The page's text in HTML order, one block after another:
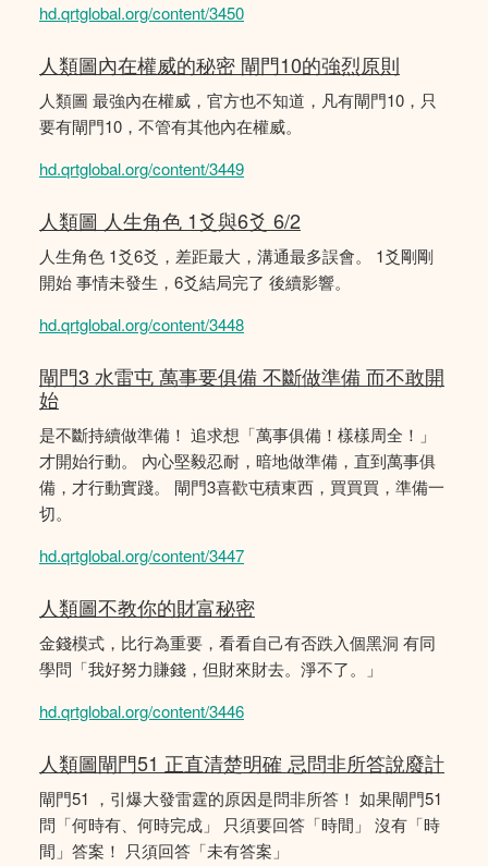
hd.qrtglobal.org/content/3450
人類圖內在權威的秘密 閘門10的強烈原則
人類圖 最強內在權威，官方也不知道，凡有閘門10，只
要有閘門10，不管有其他內在權威。
hd.qrtglobal.org/content/3449
人類圖 人生角色 1爻與6爻 6/2
人生角色 1爻6爻，差距最大，溝通最多誤會。 1爻剛剛
開始 事情未發生，6爻結局完了 後續影響。
hd.qrtglobal.org/content/3448
閘門3 水雷屯 萬事要俱備 不斷做準備 而不敢開
始
是不斷持續做準備！ 追求想「萬事俱備！樣樣周全！」
才開始行動。 內心堅毅忍耐，暗地做準備，直到萬事俱
備，才行動實踐。 閘門3喜歡屯積東西，買買買，準備一
切。
hd.qrtglobal.org/content/3447
人類圖不教你的財富秘密
金錢模式，比行為重要，看看自己有否跌入個黑洞 有同
學問「我好努力賺錢，但財來財去。淨不了。」
hd.qrtglobal.org/content/3446
人類圖閘門51 正直清楚明確 忌問非所答說廢計
閘門51 ，引爆大發雷霆的原因是問非所答！ 如果閘門51
問「何時有、何時完成」 只須要回答「時間」 沒有「時
間」答案！ 只須回答「未有答案」